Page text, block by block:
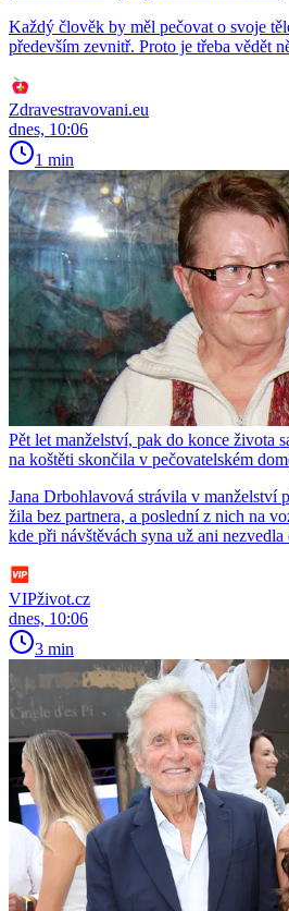
Každý člověk by měl pečovat o svoje
především zevnitř. Proto je třeba vědět
Zdravestravovani.eu
dnes, 10:06
1 min
Pět let manželství, pak do konce života
na koštěti skončila v pečovatelském
Jana Drbohlavová strávila v manželství
žila bez partnera, a poslední z nich na
kde při návštěvách syna už ani nezvedla
VIPživot.cz
dnes, 10:06
3 min